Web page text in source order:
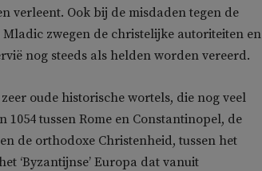
verleent. Ook bij de misdaden tegen de
zwegen de christelijke autoriteiten en
nog steeds als helden worden vereerd.
oude historische wortels, die nog veel
tussen Rome en Constantinopel, de
de orthodoxe Christenheid, tussen het
‘Byzantijnse’ Europa dat vanuit